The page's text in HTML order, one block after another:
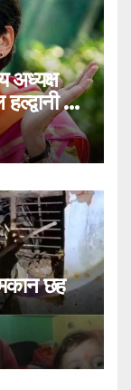
अध्यक्ष
में
छह